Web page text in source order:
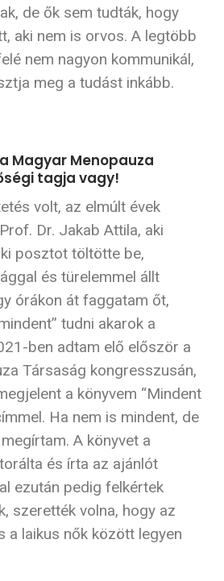
de ők sem tudták, hogy
aki nem is orvos. A legtöbb
nem nagyon kommunikál,
meg a tudást inkább.
Magyar Menopauza
tagja vagy!
volt, az elmúlt évek
Dr. Jakab Attila, aki
posztot töltötte be,
és türelemmel állt
órákon át faggatam őt,
tudni akarok a
ben adtam elő először a
Társaság kongresszusán,
a könyvem “Mindent
Ha nem is mindent, de
A könyvet a
és írta az ajánlót
ezután pedig felkértek
szerették volna, hogy az
a laikus nők között legyen